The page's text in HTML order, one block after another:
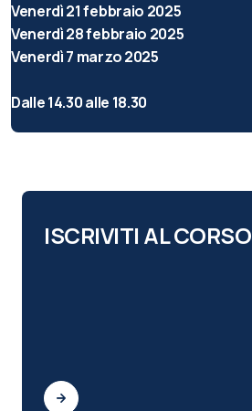
Venerdì 21 febbraio 2025
Venerdì 28 febbraio 2025
Venerdì 7 marzo 2025
Dalle 14.30 alle 18.30
ISCRIVITI AL CORSO